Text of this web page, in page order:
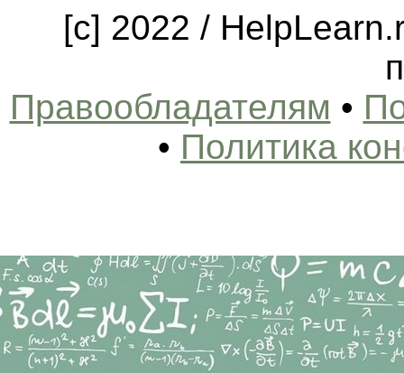
[c] 2022 /
Правообладателям •
• Политика